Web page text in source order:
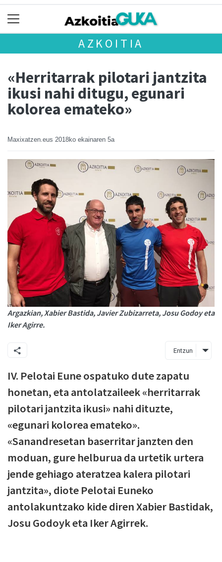
AZKOITIA
«Herritarrak pilotari jantzita
ikusi nahi ditugu, egunari
kolorea emateko»
Maxixatzen.eus 2018ko ekainaren 5a
Argazkian, Xabier Bastida, Javier Zubizarreta, Josu Godoy eta
Iker Agirre.
Entzun
IV. Pelotai Eune ospatuko dute zapatu
honetan, eta antolatzaileek «herritarrak
pilotari jantzita ikusi» nahi dituzte,
«egunari kolorea emateko».
«Sanandresetan baserritar janzten den
moduan, gure helburua da urtetik urtera
jende gehiago ateratzea kalera pilotari
jantzita», diote Pelotai Euneko
antolakuntzako kide diren Xabier Bastidak,
Josu Godoyk eta Iker Agirrek.